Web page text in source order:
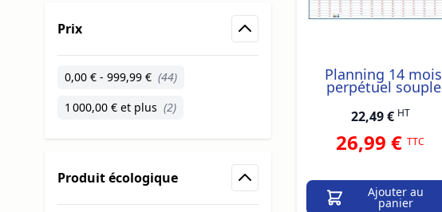
Prix
0,00 € - 999,99 € (44)
1 000,00 € et plus (2)
Produit écologique
Planning 14 mois
perpétuel souple
22,49 € HT
26,99 € TTC
Ajouter au
panier